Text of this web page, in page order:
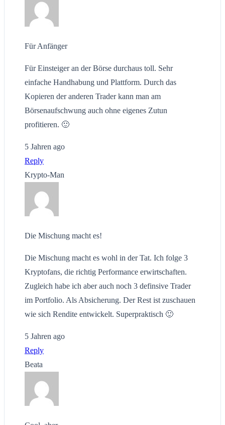
Für Anfänger
Für Einsteiger an der Börse durchaus toll. Sehr
einfache Handhabung und Plattform. Durch das
Kopieren der anderen Trader kann man am
Börsenaufschwung auch ohne eigenes Zutun
profitieren. 🙂
5 Jahren ago
Reply
Krypto-Man
Die Mischung macht es!
Die Mischung macht es wohl in der Tat. Ich folge 3
Kryptofans, die richtig Performance erwirtschaften.
Zugleich habe ich aber auch noch 3 definsive Trader
im Portfolio. Als Absicherung. Der Rest ist zuschauen
wie sich Rendite entwickelt. Superpraktisch 🙂
5 Jahren ago
Reply
Beata